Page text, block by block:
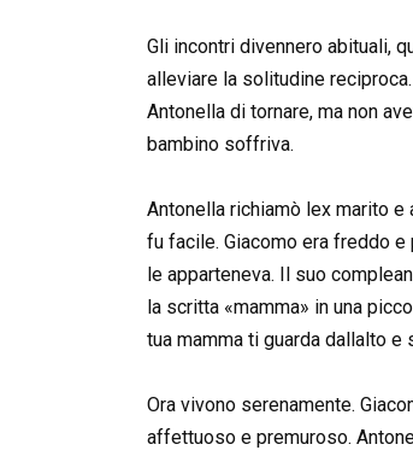
Gli incontri divennero abituali,
alleviare la solitudine
Antonella di tornare, ma non
bambino soffriva.
Antonella richiamò lex marito e
fu facile. Giacomo era freddo
le apparteneva. Il suo
la scritta «mamma» in una
tua mamma ti guarda dallalto
Ora vivono serenamente.
affettuoso e premuroso.